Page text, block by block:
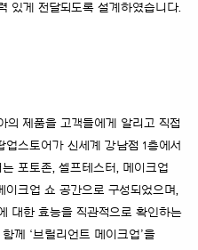
있게 전달되도록 설계하였습니다.
의 제품을 고객들에게 알리고 직접
스토어가 신세계 강남점 1층에서
포토존, 셀프테스터, 메이크업
이크업 쇼 공간으로 구성되었으며,
대한 효능을 직관적으로 확인하는
께 ‘브릴리언트 메이크업’을